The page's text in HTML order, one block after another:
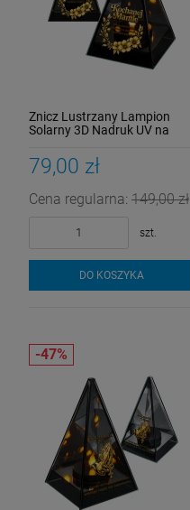
Znicz Lustrzany Lampion
Solarny 3D Nadruk UV na
79,00 zł
Cena regularna: 149,00 zł
szt.
DO KOSZYKA